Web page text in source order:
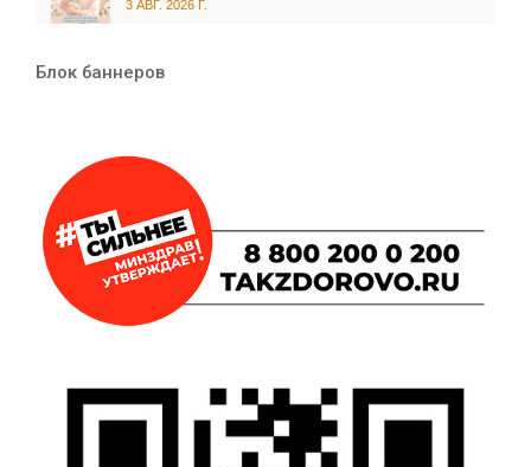
3 АВГ. 2026 Г.
Блок баннеров